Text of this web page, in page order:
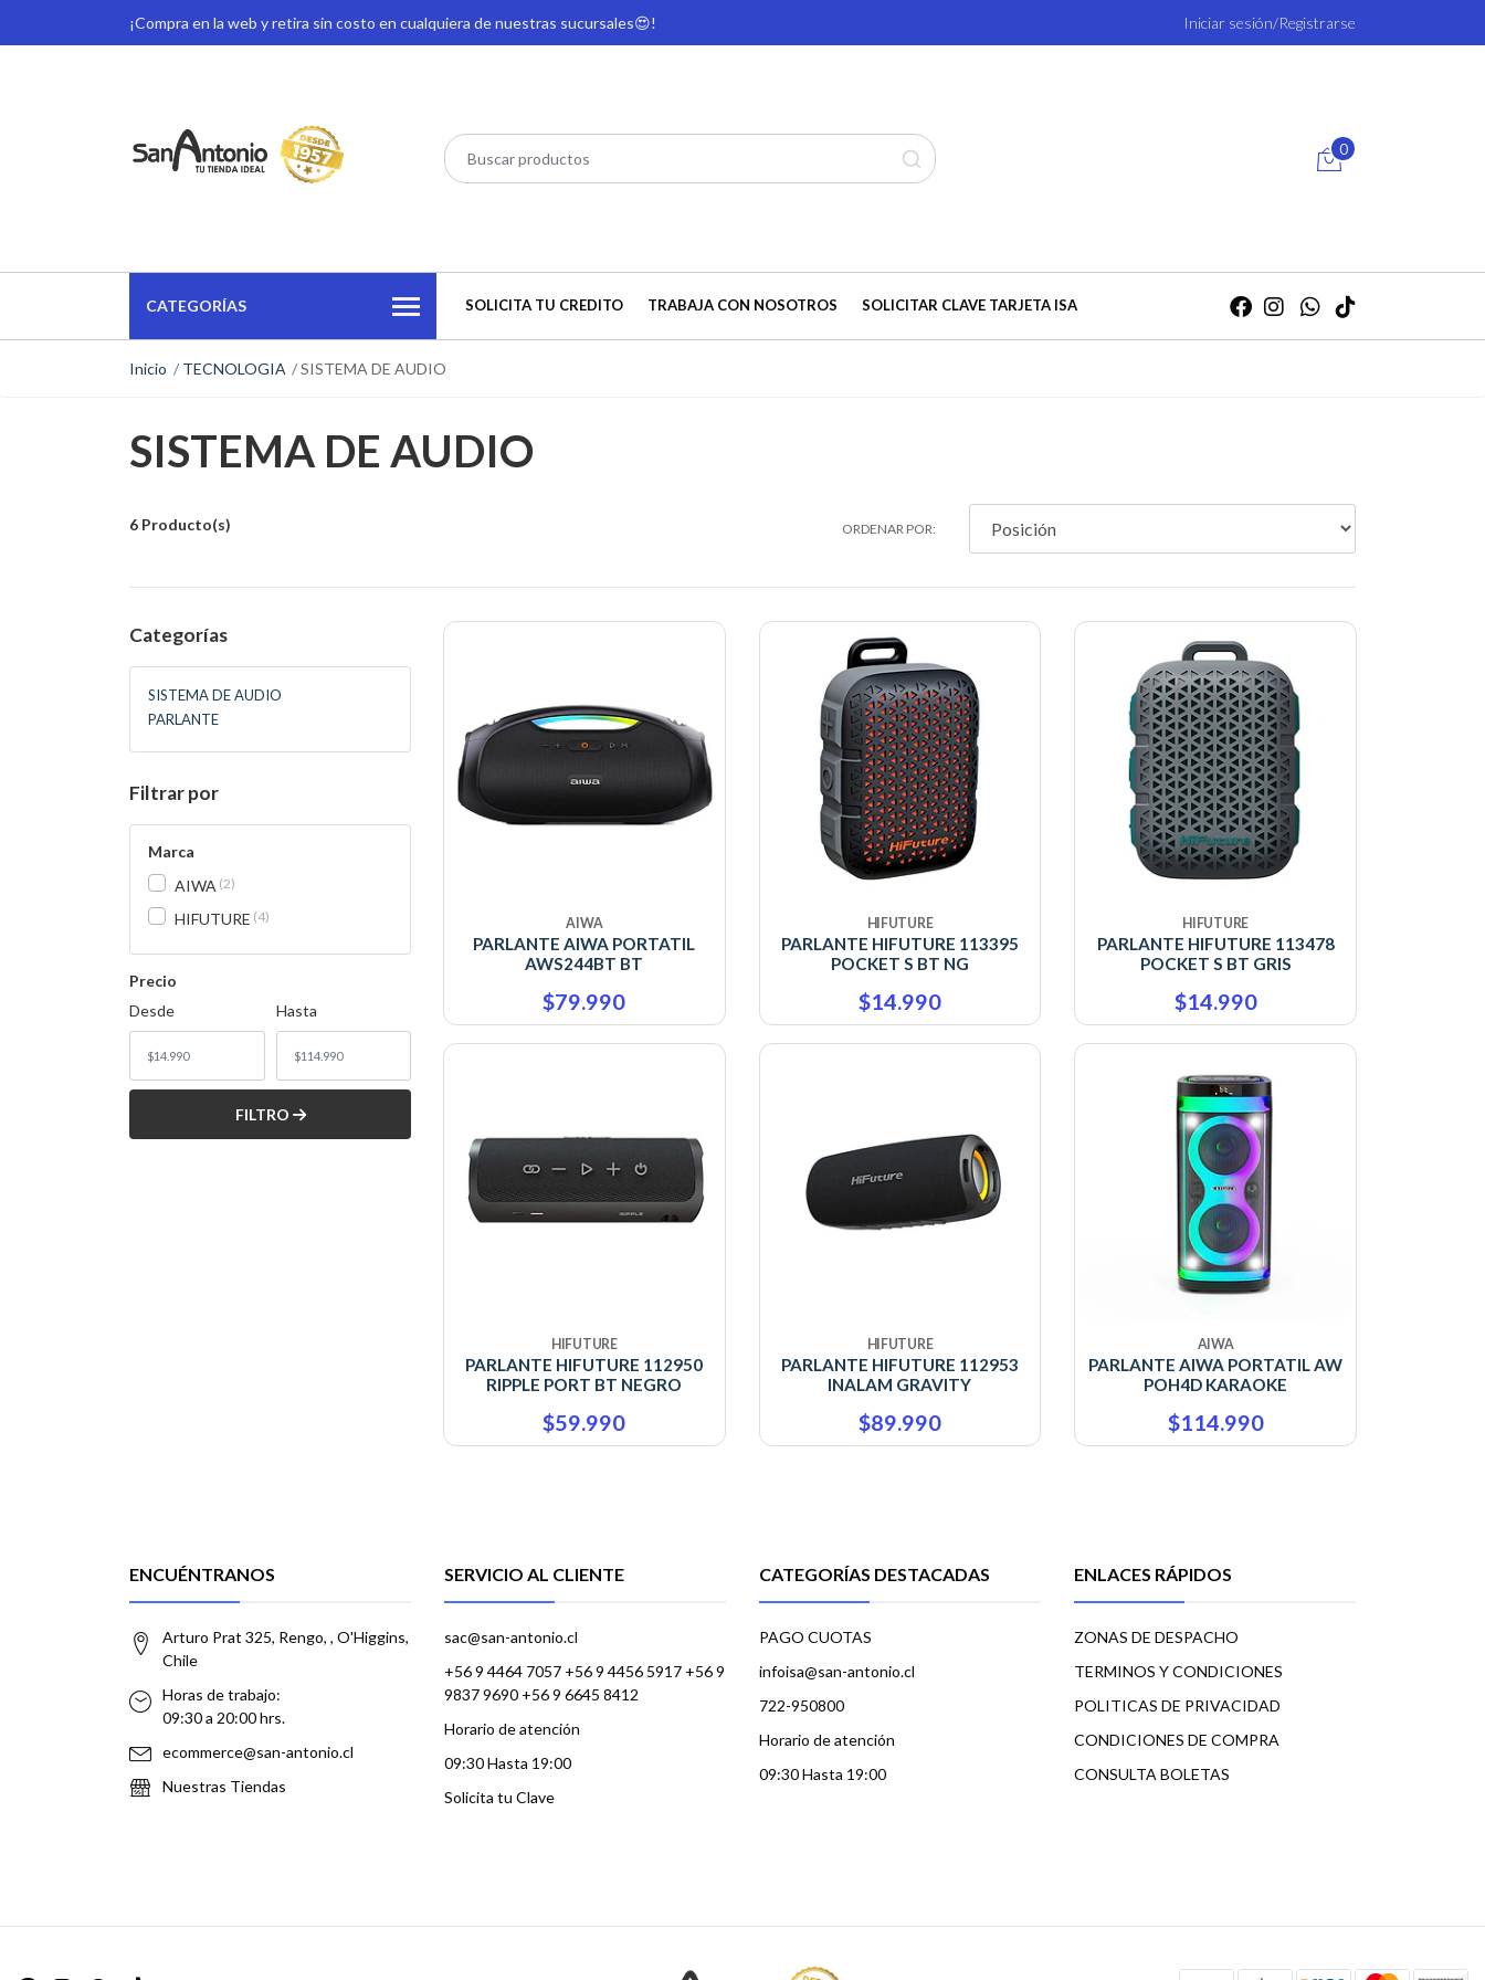
¡Compra en la web y retira sin costo en cualquiera de nuestras sucursales😍! Iniciar sesión/Registrarse
0
CATEGORÍAS SOLICITA TU CREDITO TRABAJA CON NOSOTROS SOLICITAR CLAVE TARJETA ISA
Inicio TECNOLOGIA SISTEMA DE AUDIO
SISTEMA DE AUDIO
6 Producto(s) ORDENAR POR:
Categorías
SISTEMA DE AUDIO
PARLANTE
Filtrar por
Marca
AIWA 2
HIFUTURE 4
Precio
Desde
Hasta
FILTRO
AIWA
PARLANTE AIWA PORTATIL
AWS244BT BT
$79.990
HIFUTURE
PARLANTE HIFUTURE 113395
POCKET S BT NG
$14.990
HIFUTURE
PARLANTE HIFUTURE 113478
POCKET S BT GRIS
$14.990
HIFUTURE
PARLANTE HIFUTURE 112950
RIPPLE PORT BT NEGRO
$59.990
HIFUTURE
PARLANTE HIFUTURE 112953
INALAM GRAVITY
$89.990
AIWA
PARLANTE AIWA PORTATIL AW
POH4D KARAOKE
$114.990
ENCUÉNTRANOS
Arturo Prat 325, Rengo, , O'Higgins,
Chile
Horas de trabajo:
09:30 a 20:00 hrs.
ecommerce@san-antonio.cl
Nuestras Tiendas
SERVICIO AL CLIENTE
sac@san-antonio.cl
+56 9 4464 7057 +56 9 4456 5917 +56 9
9837 9690 +56 9 6645 8412
Horario de atención
09:30 Hasta 19:00
Solicita tu Clave
CATEGORÍAS DESTACADAS
PAGO CUOTAS
infoisa@san-antonio.cl
722-950800
Horario de atención
09:30 Hasta 19:00
ENLACES RÁPIDOS
ZONAS DE DESPACHO
TERMINOS Y CONDICIONES
POLITICAS DE PRIVACIDAD
CONDICIONES DE COMPRA
CONSULTA BOLETAS